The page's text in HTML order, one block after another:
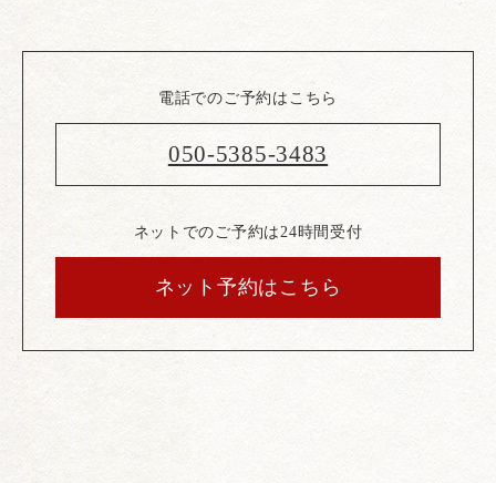
電話でのご予約はこちら
050-5385-3483
ネットでのご予約は24時間受付
ネット予約はこちら